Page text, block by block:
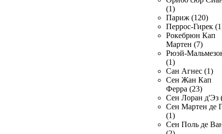
(1)
Париж (120)
Перрос-Гирек
Рокебрюн Кап
Мартен (7)
Рюэй-
(1)
Сан Агнес (1)
Сен Жан Кап
Ферра (23)
Сен Лоран д'Эз
Сен Мартен де
(1)
Сен Поль де